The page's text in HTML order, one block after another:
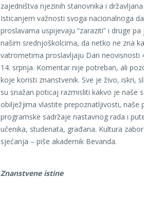
zajedništva njezinih stanovnika i
Isticanjem važnosti svoga nacionalnoga
proslavama uspijevaju “zaraziti” i druge
našim srednjoškolcima, da netko ne zna
vatrometima proslavljaju Dan neovisnosti
14. srpnja. Komentar nije potreban, ali
koje koristi znanstvenik. Sve je živo, iskri,
su snažan poticaj razmisliti kakvo je naše
obilježjima vlastite prepoznatljivosti,
programske sadržaje nastavnog rada i
učenika, studenata, građana. Kultura
sjećanja – piše akademik Bevanda.
Znanstvene istine